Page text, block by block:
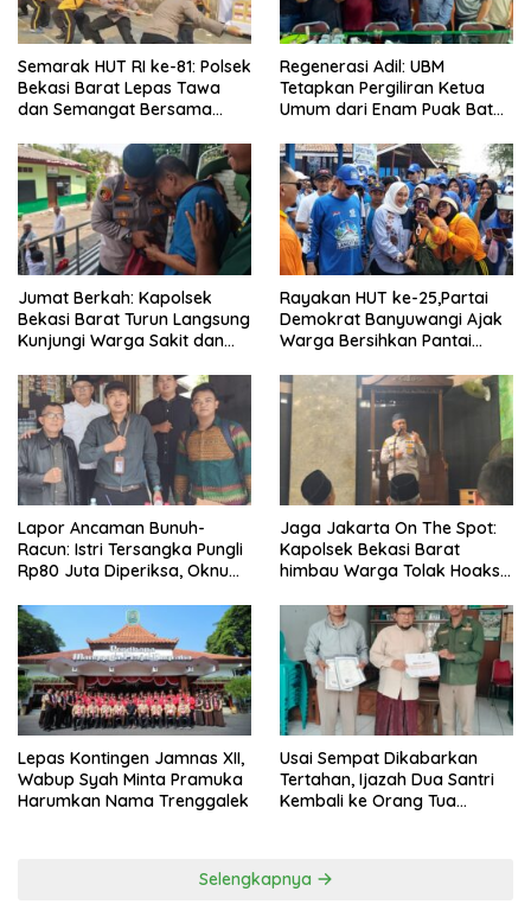
Semarak HUT RI ke-81: Polsek
Bekasi Barat Lepas Tawa
dan Semangat Bersama
Regenerasi Adil: UBM
Tetapkan Pergiliran Ketua
Umum dari Enam Puak Batak
Jumat Berkah: Kapolsek
Bekasi Barat Turun Langsung
Kunjungi Warga Sakit dan
Rayakan HUT ke-25,Partai
Demokrat Banyuwangi Ajak
Warga Bersihkan Pantai
Lapor Ancaman Bunuh-
Racun: Istri Tersangka Pungli
Rp80 Juta Diperiksa, Oknum
Disdagperin
Jaga Jakarta On The Spot:
Kapolsek Bekasi Barat
himbau Warga Tolak Hoaks
Sholat Jumat
Lepas Kontingen Jamnas XII,
Wabup Syah Minta Pramuka
Harumkan Nama Trenggalek
Usai Sempat Dikabarkan
Tertahan, Ijazah Dua Santri
Kembali ke Orang Tua
Selengkapnya